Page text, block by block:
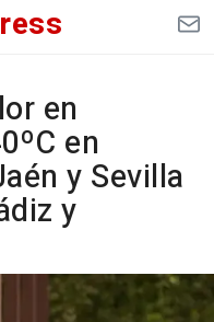
en
en
y Sevilla
y